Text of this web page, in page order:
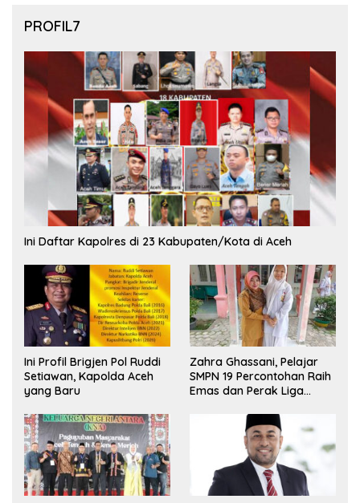
PROFIL7
Ini Daftar Kapolres di 23 Kabupaten/Kota di Aceh
Ini Profil Brigjen Pol Ruddi
Setiawan, Kapolda Aceh
yang Baru
Zahra Ghassani, Pelajar
SMPN 19 Percontohan Raih
Emas dan Perak Liga